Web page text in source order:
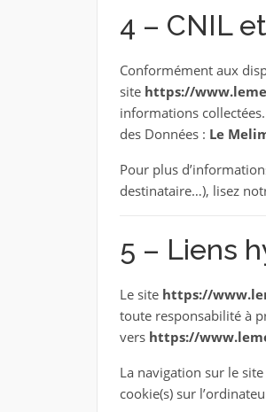
4 – CNIL
Conformément aux
site https://
informations
des Données : Le
Pour plus
destinataire…), lisez
5 – Liens
Le site https://
toute responsabilité à
vers https://
La navigation sur le site
cookie(s) sur